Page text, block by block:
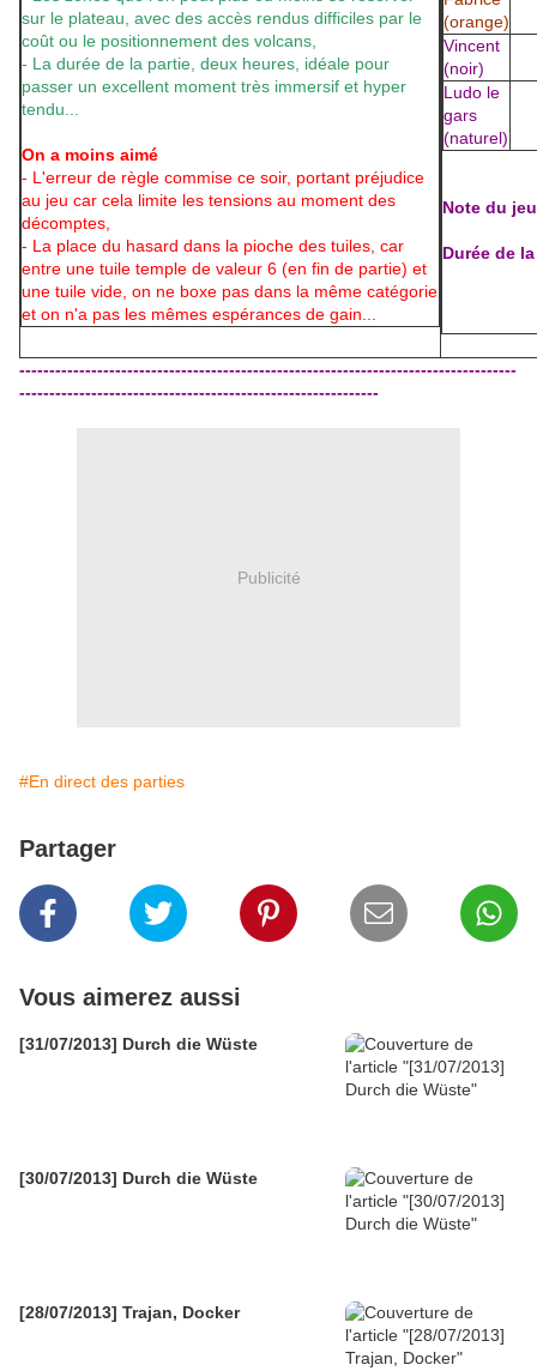
sur le plateau, avec des accès rendus difficiles par le
coût ou le positionnement des volcans,
- La durée de la partie, deux heures, idéale pour
passer un excellent moment très immersif et hyper
tendu...
On a moins aimé
- L'erreur de règle commise ce soir, portant préjudice
au jeu car cela limite les tensions au moment des
décomptes,
- La place du hasard dans la pioche des tuiles, car
entre une tuile temple de valeur 6 (en fin de partie) et
une tuile vide, on ne boxe pas dans la même catégorie
et on n'a pas les mêmes espérances de gain...
(orange)
Vincent
(noir)
Ludo le
gars
(naturel)
Note du
Durée de
-----------------------------------------------------------------------------------
------------------------------------------------------------
Publicité
#En direct des parties
Partager
Vous aimerez aussi
[31/07/2013] Durch die Wüste
[30/07/2013] Durch die Wüste
[28/07/2013] Trajan, Docker